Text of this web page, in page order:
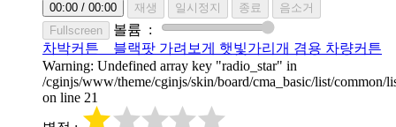
00:00 / 00:00 재생 일시정지 종료
음소거
Fullscreen
볼륨 :
차박커튼
블랙팟 가려보게 햇빛가리개 겸용 차량커튼
Warning: Undefined array key "radio_star" in
/cginjs/www/theme/cginjs/skin/board/cma_basic/list/common/
on line 21